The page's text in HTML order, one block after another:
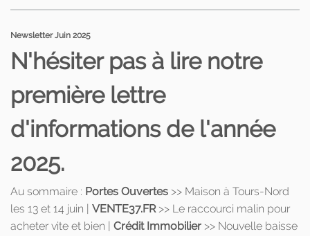
Newsletter Juin 2025
N'hésiter pas à lire notre
première lettre
d'informations de l'année
2025.
Au sommaire : Portes Ouvertes >> Maison à Tours-Nord
les 13 et 14 juin | VENTE37.FR>> Le raccourci malin pour
acheter vite et bien | Crédit Immobilier >> Nouvelle baisse